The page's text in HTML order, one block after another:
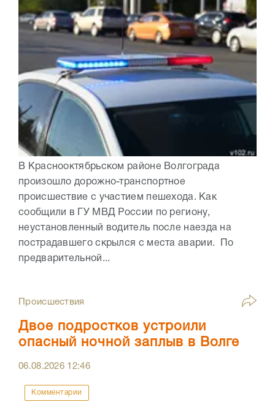
В Краснооктябрьском районе Волгограда
произошло дорожно-транспортное
происшествие с участием пешехода. Как
сообщили в ГУ МВД России по региону,
неустановленный водитель после наезда на
пострадавшего скрылся с места аварии. По
предварительной...
Происшествия
Двое подростков устроили
опасный ночной заплыв в Волге
06.08.2026 12:46
Комментарии